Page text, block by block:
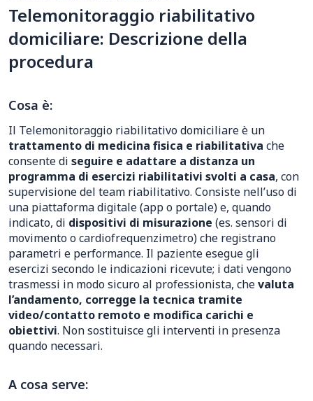
Telemonitoraggio riabilitativo
domiciliare: Descrizione della
procedura
Cosa è:
Il Telemonitoraggio riabilitativo domiciliare è un
trattamento di medicina fisica e riabilitativa che
consente di seguire e adattare a distanza un
programma di esercizi riabilitativi svolti a casa, con
supervisione del team riabilitativo. Consiste nell’uso di
una piattaforma digitale (app o portale) e, quando
indicato, di dispositivi di misurazione (es. sensori di
movimento o cardiofrequenzimetro) che registrano
parametri e performance. Il paziente esegue gli
esercizi secondo le indicazioni ricevute; i dati vengono
trasmessi in modo sicuro al professionista, chevaluta
l’andamento, corregge la tecnica tramite
video/contatto remoto e modifica carichi e
obiettivi. Non sostituisce gli interventi in presenza
quando necessari.
A cosa serve: